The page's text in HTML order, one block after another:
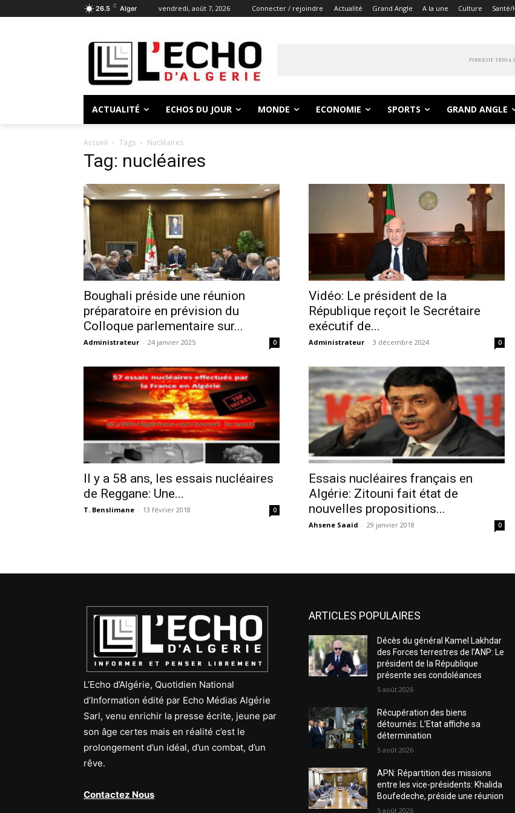
26.5 C Alger vendredi, août 7, 2026 Connecter / rejoindre Actualité Grand Angle A la une Culture Santé/
ACTUALITÉ ECHOS DU JOUR MONDE ECONOMIE SPORTS GRAND ANGLE
Accueil Tags Nucléaires
Tag: nucléaires
Boughali préside une réunion
préparatoire en prévision du
Colloque parlementaire sur...
Administrateur - 24 janvier 2025 0
Vidéo: Le président de la
République reçoit le Secrétaire
exécutif de...
Administrateur - 3 décembre 2024 0
Il y a 58 ans, les essais nucléaires
de Reggane: Une...
T. Benslimane - 13 février 2018 0
Essais nucléaires français en
Algérie: Zitouni fait état de
nouvelles propositions...
Ahsene Saaid - 29 janvier 2018 0
L’Echo d’Algérie, Quotidien National
d’Information édité par Echo Médias Algérie
Sarl, venu enrichir la presse écrite, jeune par
son âge certes mais en réalité c’est le
prolongement d’un idéal, d’un combat, d’un
rêve.
Contactez Nous
ARTICLES POPULAIRES
Décès du général Kamel Lakhdar
des Forces terrestres de l’ANP: Le
président de la République
présente ses condoléances
5 août 2026
Récupération des biens
détournés: L’Etat affiche sa
détermination
5 août 2026
APN: Répartition des missions
entre les vice-présidents: Khalida
Boufedeche, préside une réunion
5 août 2026